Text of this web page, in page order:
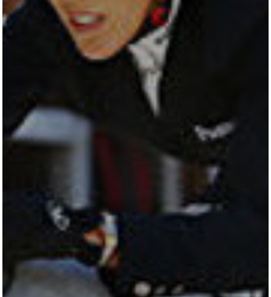
Horses News
AKTUELLES
LUDGER BEERBAUM
HENGSTSTATION
TURNIERSTALL
KONTAKT